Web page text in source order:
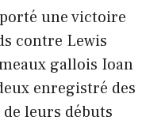
une victoire
contre Lewis
gallois Ioan
enregistré des
leurs débuts